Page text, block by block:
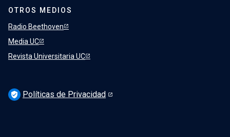
OTROS MEDIOS
Radio Beethoven
Media UC
Revista Universitaria UC
verified_user Políticas de Privacidad